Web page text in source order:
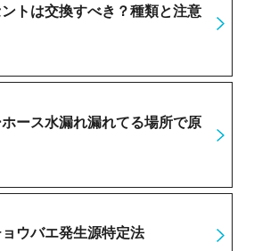
トは交換すべき？種類と注意
ース水漏れ漏れてる場所で原
ウバエ発生源特定法